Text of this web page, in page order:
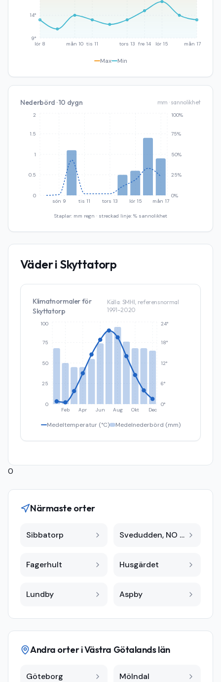
lör 8 mån 10 tis 11 tors 13 fre 14 lör 15 mån 17
9°
14°
Max Min
Nederbörd · 10 dygn mm · sannolikhet
sön 9 tis 11 tors 13 lör 15 mån 17
0
0.5
1
1.5
2
0%
25%
50%
75%
100%
Staplar: mm regn · streckad linje: % sannolikhet
Väder i Skyttatorp
Klimatnormaler för
Skyttatorp
Källa: SMHI, referensnormal
1991–2020
Feb Apr Jun Aug Okt Dec
0
25
50
75
100
0°
6°
12°
18°
24°
Medeltemperatur (°C) Medelnederbörd (mm)
0
Närmaste orter
Sibbatorp Svedudden, NO Fagerhult VG
Fagerhult Husgärdet
Lundby Aspby
Andra orter iVästra Götalands län
Göteborg Mölndal